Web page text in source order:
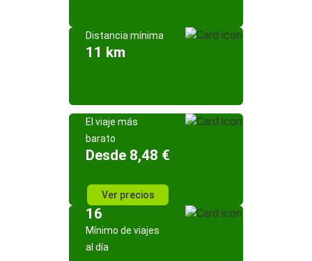
Distancia mínima
11 km
El viaje más
barato
Desde 8,48 €
Ver precios
16
Mínimo de viajes
al día